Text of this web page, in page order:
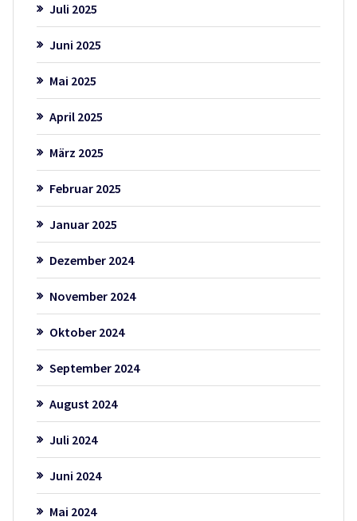
Juli 2025
Juni 2025
Mai 2025
April 2025
März 2025
Februar 2025
Januar 2025
Dezember 2024
November 2024
Oktober 2024
September 2024
August 2024
Juli 2024
Juni 2024
Mai 2024